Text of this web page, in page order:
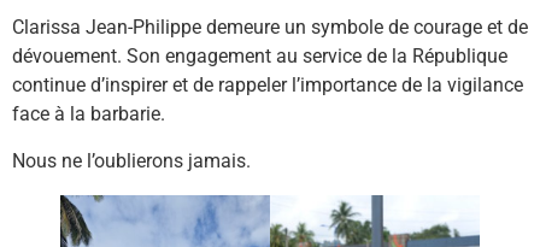
Clarissa Jean-Philippe demeure un symbole de courage et de
dévouement. Son engagement au service de la République
continue d’inspirer et de rappeler l’importance de la vigilance
face à la barbarie.
Nous ne l’oublierons jamais.